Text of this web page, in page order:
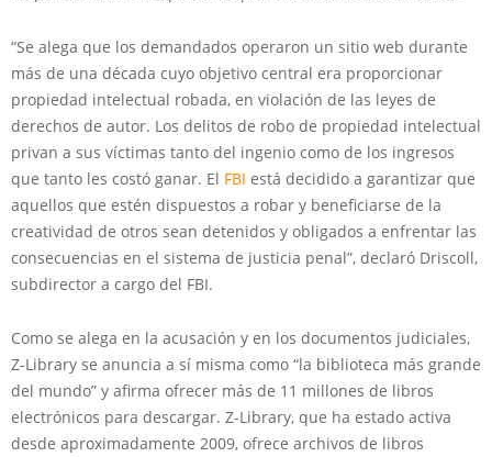
“Se alega que los demandados operaron un sitio web durante
más de una década cuyo objetivo central era proporcionar
propiedad intelectual robada, en violación de las leyes de
derechos de autor. Los delitos de robo de propiedad intelectual
privan a sus víctimas tanto del ingenio como de los ingresos
que tanto les costó ganar. El FBI está decidido a garantizar que
aquellos que estén dispuestos a robar y beneficiarse de la
creatividad de otros sean detenidos y obligados a enfrentar las
consecuencias en el sistema de justicia penal”, declaró Driscoll,
subdirector a cargo del FBI.
Como se alega en la acusación y en los documentos judiciales,
Z-Library se anuncia a sí misma como “la biblioteca más grande
del mundo” y afirma ofrecer más de 11 millones de libros
electrónicos para descargar. Z-Library, que ha estado activa
desde aproximadamente 2009, ofrece archivos de libros